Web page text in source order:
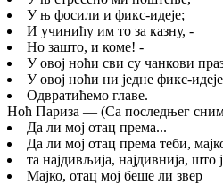
У њ фосили и фикс-идеје;
И учинићу им то за казну, -
Но зашто, и коме! -
У овој ноћи сви су чанкови
У овој ноћи ни једне фикс-
Одвратићемо главе.
Ноћ Париза — (Са последњег
Да ли мој отац према...
Да ли мој отац према теби,
та најдивљија, најдивнија, што
Мајко, отац мој беше ли звер